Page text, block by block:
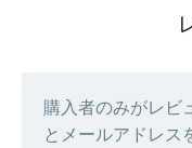
購入者のみがレビ
とメールアドレス